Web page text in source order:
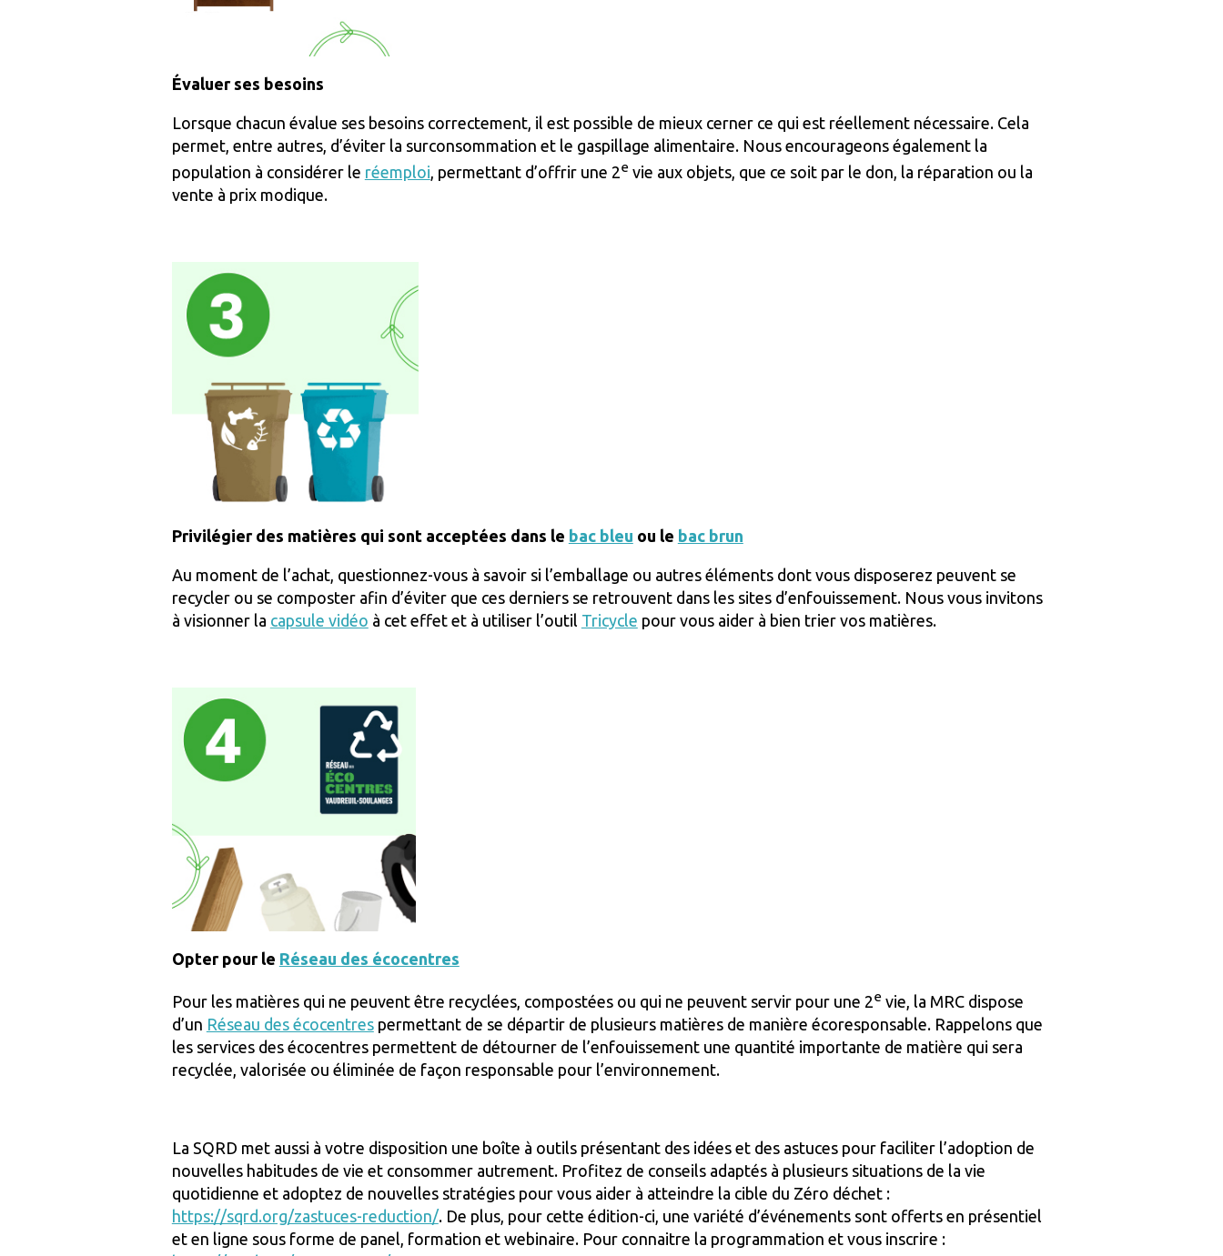
Évaluer ses besoins
Lorsque chacun évalue ses besoins correctement, il est possible de mieux cerner ce qui est réellement nécessaire. Cela
permet, entre autres, d’éviter la surconsommation et le gaspillage alimentaire. Nous encourageons également la
population à considérer le réemploi , permettant d’offrir une 2evie aux objets, que ce soit par le don, la réparation ou la
vente à prix modique.
Privilégier des matières qui sont acceptées dans le bac bleu ou le bac brun
Au moment de l’achat, questionnez-vous à savoir si l’emballage ou autres éléments dont vous disposerez peuvent se
recycler ou se composter afin d’éviter que ces derniers se retrouvent dans les sites d’enfouissement. Nous vous invitons
à visionner la capsule vidéo à cet effet et à utiliser l’outil Tricycle pour vous aider à bien trier vos matières.
Opter pour le Réseau des écocentres
Pour les matières qui ne peuvent être recyclées, compostées ou qui ne peuvent servir pour une 2evie, la MRC dispose
d’un Réseau des écocentrespermettant de se départir de plusieurs matières de manière écoresponsable. Rappelons que
les services des écocentres permettent de détourner de l’enfouissement une quantité importante de matière qui sera
recyclée, valorisée ou éliminée de façon responsable pour l’environnement.
La SQRD met aussi à votre disposition une boîte à outils présentant des idées et des astuces pour faciliter l’adoption de
nouvelles habitudes de vie et consommer autrement. Profitez de conseils adaptés à plusieurs situations de la vie
quotidienne et adoptez de nouvelles stratégies pour vous aider à atteindre la cible du Zéro déchet :
https://sqrd.org/zastuces-reduction/. De plus, pour cette édition-ci, une variété d’événements sont offerts en présentiel
et en ligne sous forme de panel, formation et webinaire. Pour connaitre la programmation et vous inscrire :